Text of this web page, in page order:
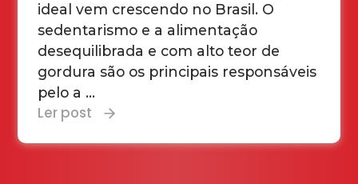
ideal vem crescendo no Brasil. O
sedentarismo e a alimentação
desequilibrada e com alto teor de
gordura são os principais responsáveis
pelo a ...
Ler post